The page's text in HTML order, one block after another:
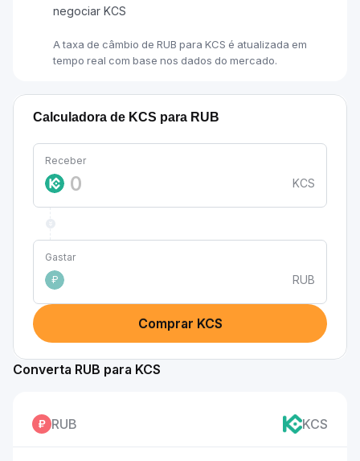
negociar KCS
A taxa de câmbio de RUB para KCS é atualizada em
tempo real com base nos dados do mercado.
Calculadora de KCS para RUB
Receber
KCS
Gastar
₽
RUB
Comprar KCS
Converta RUB para KCS
RUB KCS